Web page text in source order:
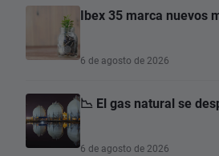
Ibex 35 marca nuevos
6 de agosto de 2026
📉 El gas natural se
6 de agosto de 2026